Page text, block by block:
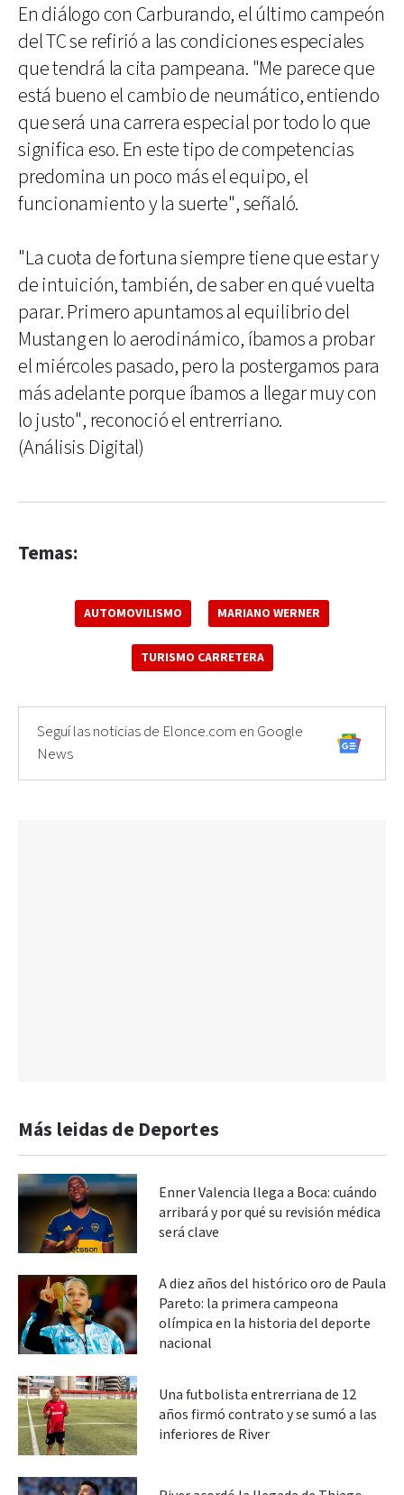
En diálogo con Carburando, el último campeón
del TC se refirió a las condiciones especiales
que tendrá la cita pampeana. "Me parece que
está bueno el cambio de neumático, entiendo
que será una carrera especial por todo lo que
significa eso. En este tipo de competencias
predomina un poco más el equipo, el
funcionamiento y la suerte", señaló.
"La cuota de fortuna siempre tiene que estar y
de intuición, también, de saber en qué vuelta
parar. Primero apuntamos al equilibrio del
Mustang en lo aerodinámico, íbamos a probar
el miércoles pasado, pero la postergamos para
más adelante porque íbamos a llegar muy con
lo justo", reconoció el entrerriano.
(Análisis Digital)
Temas:
AUTOMOVILISMO MARIANO WERNER
TURISMO CARRETERA
Seguí las noticias de Elonce.com en Google
News
Más leidas de Deportes
Enner Valencia llega a Boca: cuándo
arribará y por qué su revisión médica
será clave
A diez años del histórico oro de Paula
Pareto: la primera campeona
olímpica en la historia del deporte
nacional
Una futbolista entrerriana de 12
años firmó contrato y se sumó a las
inferiores de River